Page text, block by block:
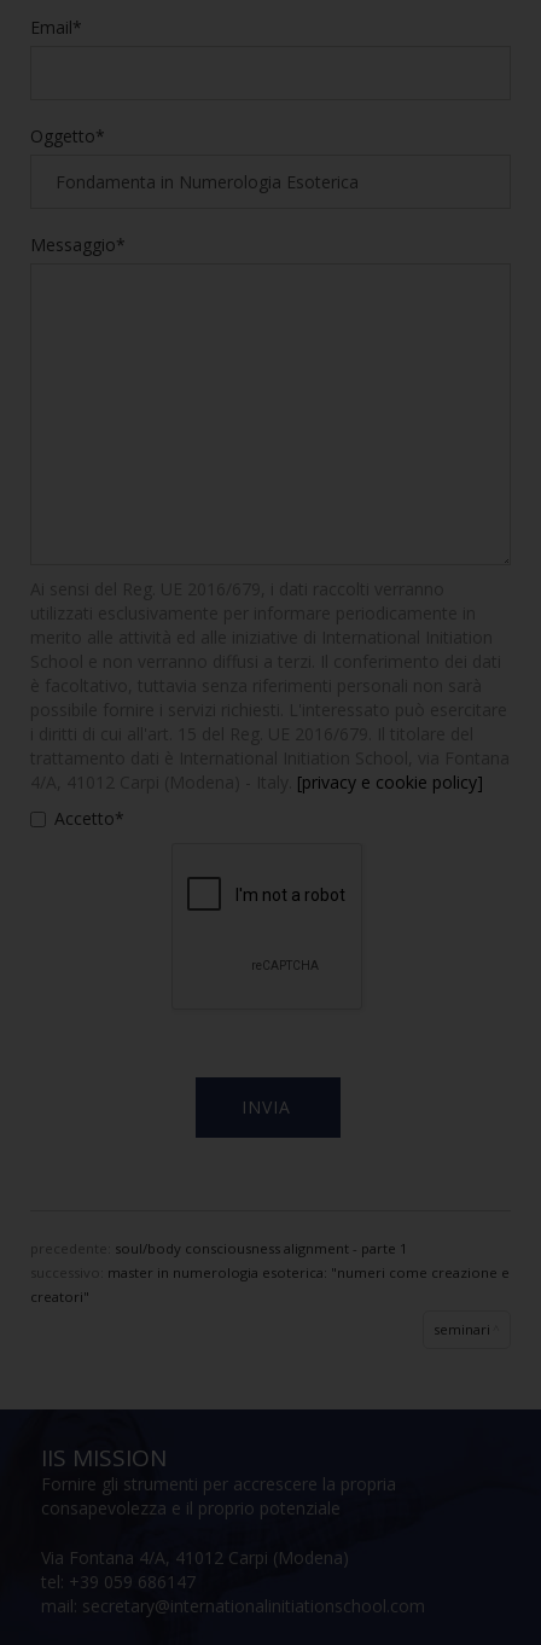
Email*
Oggetto*
Messaggio*
[privacy e cookie policy]
Accetto*
precedente: soul/body consciousness alignment - parte 1
master in numerologia esoterica: "numeri come creazione e
creatori"
seminari
IIS MISSION
Fornire gli strumenti per accrescere la propria
consapevolezza e il proprio potenziale
Via Fontana 4/A, 41012 Carpi (Modena)
tel: +39 059 686147
mail: secretary@internationalinitiationschool.com